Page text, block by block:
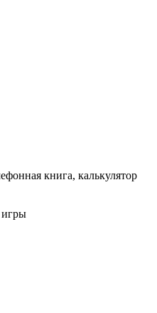
книга, калькулятор
игры